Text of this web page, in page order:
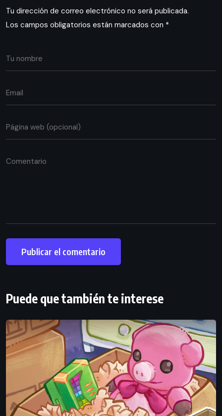
Tu dirección de correo electrónico no será publicada.
Los campos obligatorios están marcados con *
Puede que también te interese